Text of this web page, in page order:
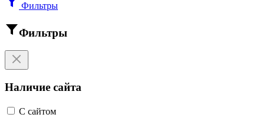
Фильтры
Фильтры
Наличие сайта
С сайтом